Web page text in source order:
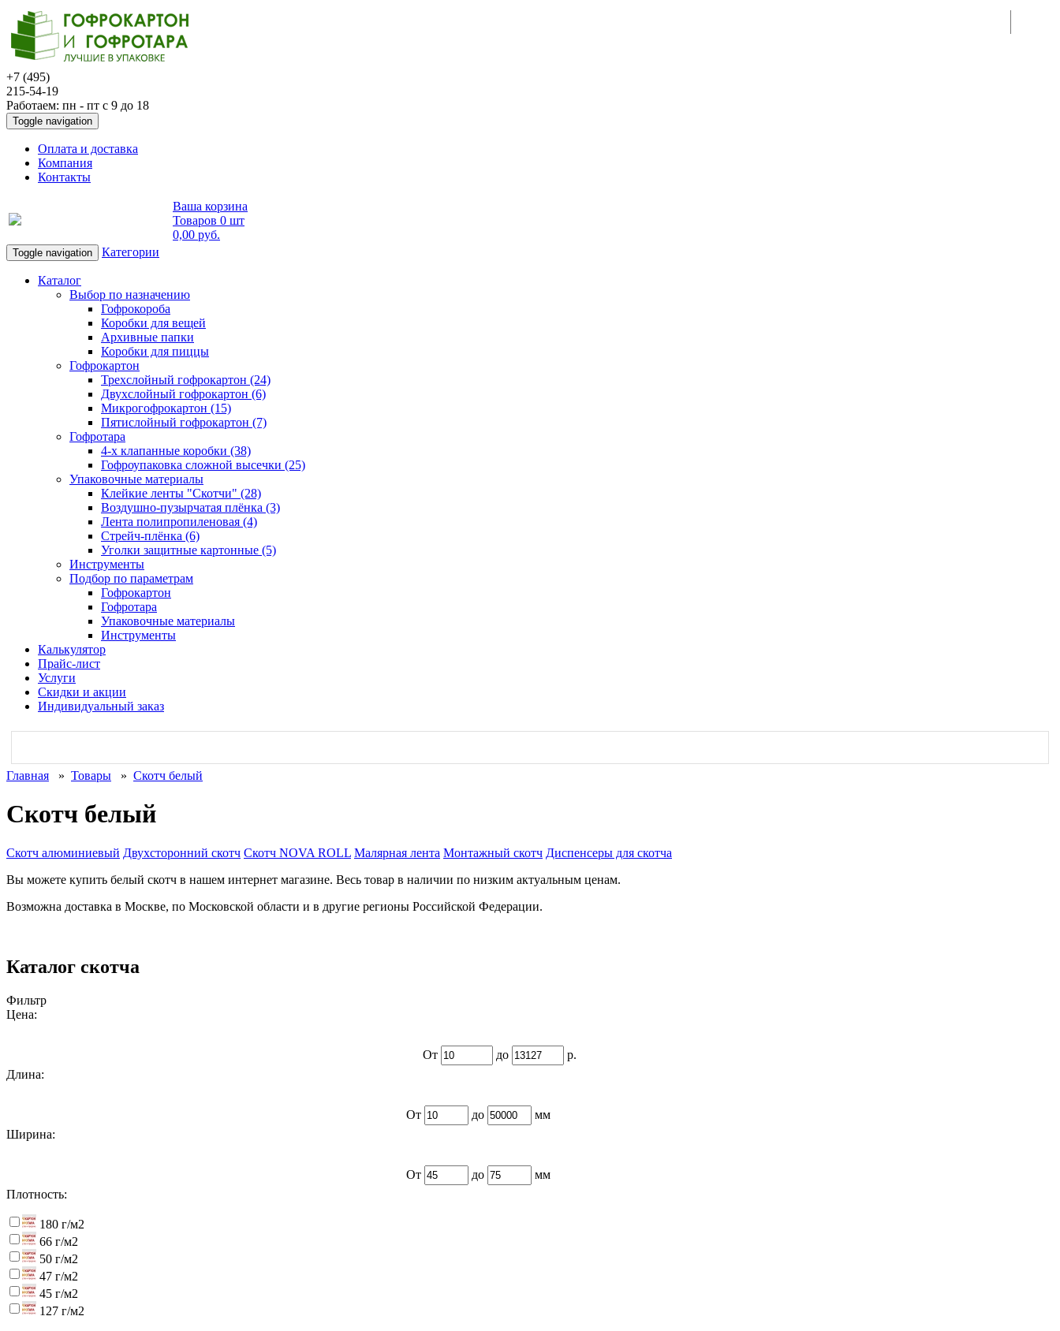
+7 (495)
215-54-19
Работаем: пн - пт с 9 до 18
Toggle navigation
Оплата и доставка
Компания
Контакты
Ваша корзина
Товаров 0 шт
0,00 руб.
Toggle navigation Категории
Каталог
Выбор по назначению
Гофрокороба
Коробки для вещей
Архивные папки
Коробки для пиццы
Гофрокартон
Трехслойный гофрокартон (24)
Двухслойный гофрокартон (6)
Микрогофрокартон (15)
Пятислойный гофрокартон (7)
Гофротара
4-х клапанные коробки (38)
Гофроупаковка сложной высечки (25)
Упаковочные материалы
Клейкие ленты "Скотчи" (28)
Воздушно-пузырчатая плёнка (3)
Лента полипропиленовая (4)
Стрейч-плёнка (6)
Уголки защитные картонные (5)
Инструменты
Подбор по параметрам
Гофрокартон
Гофротара
Упаковочные материалы
Инструменты
Калькулятор
Прайс-лист
Услуги
Скидки и акции
Индивидуальный заказ
Главная » Товары » Скотч белый
Скотч белый
Скотч алюминиевый Двухсторонний скотч Cкотч NOVA ROLL Малярная лента Монтажный скотч Диспенсеры для скотча
Вы можете купить белый скотч в нашем интернет магазине. Весь товар в наличии по низким актуальным ценам.
Возможна доставка в Москве, по Московской области и в другие регионы Российской Федерации.
Каталог скотча
Фильтр
Цена:
От до
р.
Длина:
От до
мм
Ширина:
От до
мм
Плотность:
180 г/м2
66 г/м2
50 г/м2
47 г/м2
45 г/м2
127 г/м2